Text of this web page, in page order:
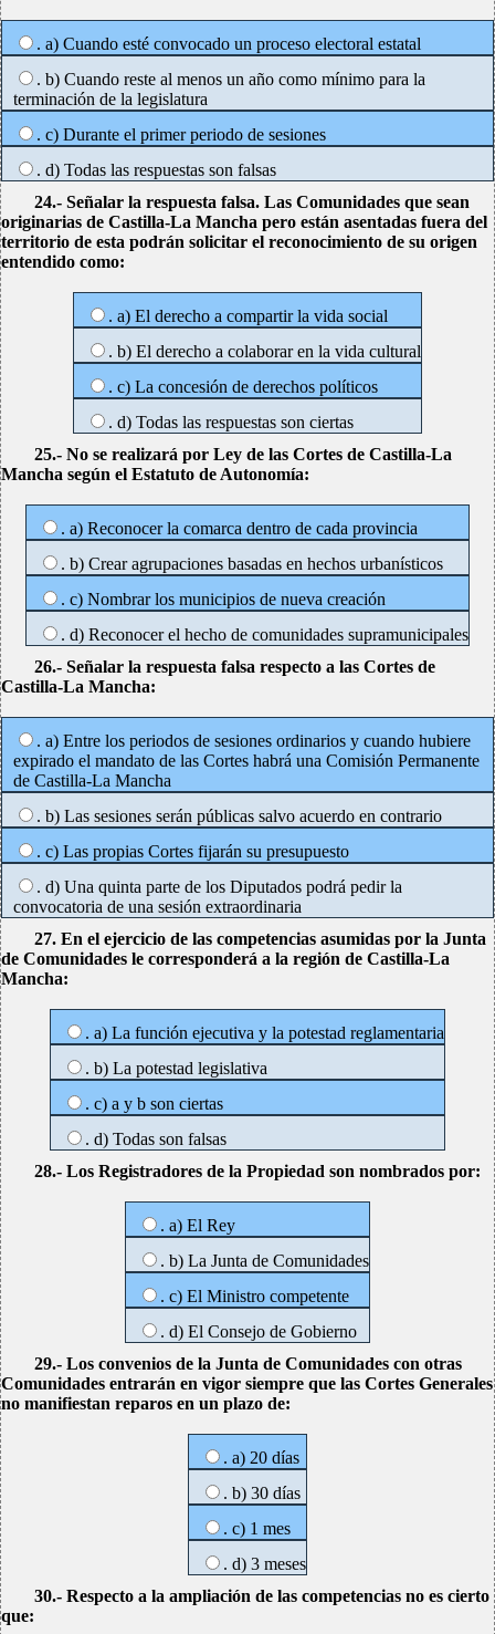
. a) Cuando esté convocado un proceso electoral estatal
. b) Cuando reste al menos un año como mínimo para la
terminación de la legislatura
. c) Durante el primer periodo de sesiones
. d) Todas las respuestas son falsas
24.- Señalar la respuesta falsa. Las Comunidades que sean
originarias de Castilla-La Mancha pero están asentadas fuera del
territorio de esta podrán solicitar el reconocimiento de su origen
entendido como:
. a) El derecho a compartir la vida social
. b) El derecho a colaborar en la vida cultural
. c) La concesión de derechos políticos
. d) Todas las respuestas son ciertas
25.- No se realizará por Ley de las Cortes de Castilla-La
Mancha según el Estatuto de Autonomía:
. a) Reconocer la comarca dentro de cada provincia
. b) Crear agrupaciones basadas en hechos urbanísticos
. c) Nombrar los municipios de nueva creación
. d) Reconocer el hecho de comunidades supramunicipales
26.- Señalar la respuesta falsa respecto a las Cortes de
Castilla-La Mancha:
. a) Entre los periodos de sesiones ordinarios y cuando hubiere
expirado el mandato de las Cortes habrá una Comisión Permanente
de Castilla-La Mancha
. b) Las sesiones serán públicas salvo acuerdo en contrario
. c) Las propias Cortes fijarán su presupuesto
. d) Una quinta parte de los Diputados podrá pedir la
convocatoria de una sesión extraordinaria
27. En el ejercicio de las competencias asumidas por la Junta
de Comunidades le corresponderá a la región de Castilla-La
Mancha:
. a) La función ejecutiva y la potestad reglamentaria
. b) La potestad legislativa
. c) a y b son ciertas
. d) Todas son falsas
28.- Los Registradores de la Propiedad son nombrados por:
. a) El Rey
. b) La Junta de Comunidades
. c) El Ministro competente
. d) El Consejo de Gobierno
29.- Los convenios de la Junta de Comunidades con otras
Comunidades entrarán en vigor siempre que las Cortes Generales
no manifiestan reparos en un plazo de:
. a) 20 días
. b) 30 días
. c) 1 mes
. d) 3 meses
30.- Respecto a la ampliación de las competencias no es cierto
que: